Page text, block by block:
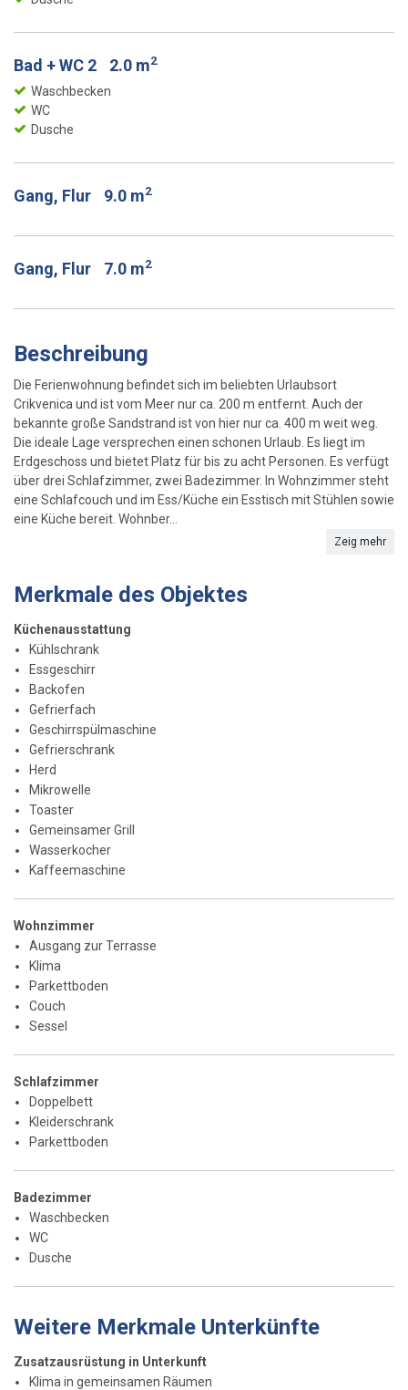
Bad + WC 2 2.0 m2
Waschbecken
WC
Dusche
Gang, Flur 9.0 m2
Gang, Flur 7.0 m2
Beschreibung
Die Ferienwohnung befindet sich im beliebten Urlaubsort
Crikvenica und ist vom Meer nur ca. 200 m entfernt. Auch der
bekannte große Sandstrand ist von hier nur ca. 400 m weit weg.
Die ideale Lage versprechen einen schonen Urlaub. Es liegt im
Erdgeschoss und bietet Platz für bis zu acht Personen. Es verfügt
über drei Schlafzimmer, zwei Badezimmer. In Wohnzimmer steht
eine Schlafcouch und im Ess/Küche ein Esstisch mit Stühlen sowie
eine Küche bereit. Wohnber...
Zeig mehr
Merkmale des Objektes
Küchenausstattung
Kühlschrank
Essgeschirr
Backofen
Gefrierfach
Geschirrspülmaschine
Gefrierschrank
Herd
Mikrowelle
Toaster
Gemeinsamer Grill
Wasserkocher
Kaffeemaschine
Wohnzimmer
Ausgang zur Terrasse
Klima
Parkettboden
Couch
Sessel
Schlafzimmer
Doppelbett
Kleiderschrank
Parkettboden
Badezimmer
Waschbecken
WC
Dusche
Weitere Merkmale Unterkünfte
Zusatzausrüstung in Unterkunft
Klima in gemeinsamen Räumen